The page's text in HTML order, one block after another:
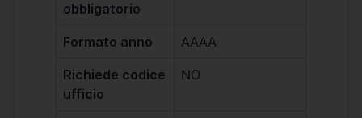
obbligatorio
Formato anno AAAA
Richiede codice
ufficio
NO